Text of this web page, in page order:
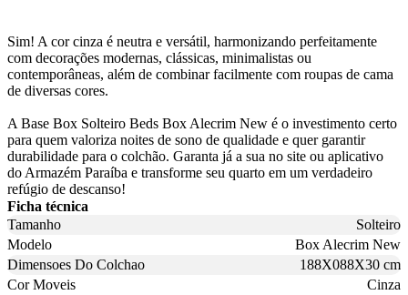
Sim! A cor cinza é neutra e versátil, harmonizando perfeitamente
com decorações modernas, clássicas, minimalistas ou
contemporâneas, além de combinar facilmente com roupas de cama
de diversas cores.
A Base Box Solteiro Beds Box Alecrim New é o investimento certo
para quem valoriza noites de sono de qualidade e quer garantir
durabilidade para o colchão. Garanta já a sua no site ou aplicativo
do Armazém Paraíba e transforme seu quarto em um verdadeiro
refúgio de descanso!
Ficha técnica
Tamanho
Solteiro
Modelo
Box Alecrim New
Dimensoes Do Colchao
188X088X30 cm
Cor Moveis
Cinza